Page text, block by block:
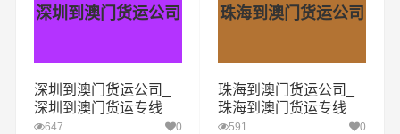
深圳到澳门货运公司
深圳到澳门货运公司_
深圳到澳门货运专线
647 0
珠海到澳门货运公司
珠海到澳门货运公司_
珠海到澳门货运专线
591 0